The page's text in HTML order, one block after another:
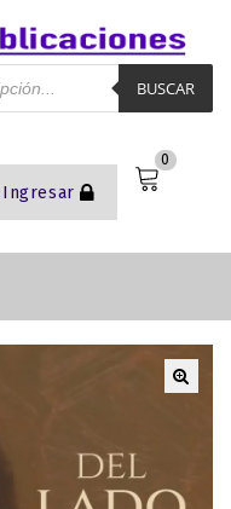
Ingresar
0
BUSCAR